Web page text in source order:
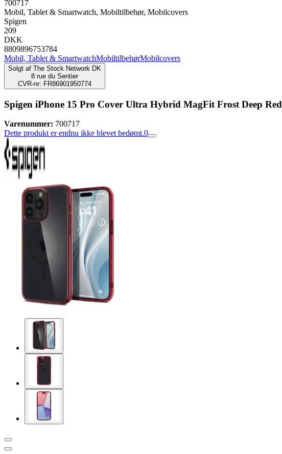
700717
Mobil, Tablet & Smartwatch, Mobiltilbehør, Mobilcovers
Spigen
209
DKK
8809896753784
Mobil, Tablet & SmartwatchMobiltilbehørMobilcovers
Solgt af The Stock Network DK
8 rue du Sentier
CVR-nr: FR86901950774
Spigen iPhone 15 Pro Cover Ultra Hybrid MagFit Frost Deep Red
Varenummer: 700717
Dette produkt er endnu ikke blevet bedømt.0